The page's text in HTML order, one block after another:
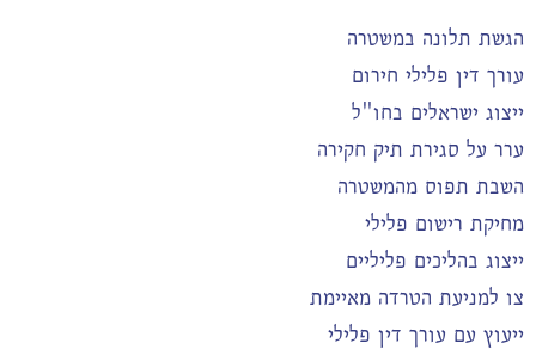
הגשת תלונה במשטרה
עורך דין פלילי חירום
ייצוג ישראלים בחו"ל
ערר על סגירת תיק חקירה
השבת תפוס מהמשטרה
מחיקת רישום פלילי
ייצוג בהליכים פליליים
צו למניעת הטרדה מאיימת
ייעוץ עם עורך דין פלילי